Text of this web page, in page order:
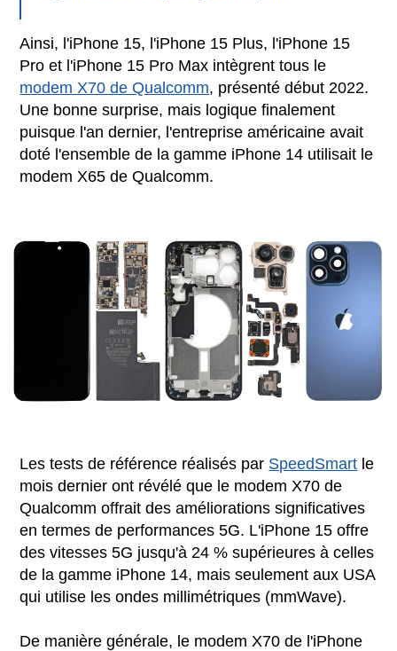
Ainsi, l'iPhone 15, l'iPhone 15 Plus, l'iPhone 15
Pro et l'iPhone 15 Pro Max intègrent tous le
modem X70 de Qualcomm, présenté début 2022.
Une bonne surprise, mais logique finalement
puisque l'an dernier, l'entreprise américaine avait
doté l'ensemble de la gamme iPhone 14 utilisait le
modem X65 de Qualcomm.
Les tests de référence réalisés par SpeedSmart le
mois dernier ont révélé que le modem X70 de
Qualcomm offrait des améliorations significatives
en termes de performances 5G. L'iPhone 15 offre
des vitesses 5G jusqu'à 24 % supérieures à celles
de la gamme iPhone 14, mais seulement aux USA
qui utilise les ondes millimétriques (mmWave).
De manière générale, le modem X70 de l'iPhone